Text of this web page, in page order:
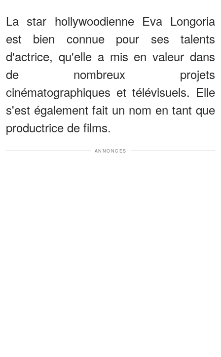
La star hollywoodienne Eva Longoria
est bien connue pour ses talents
d'actrice, qu'elle a mis en valeur dans
de nombreux projets
cinématographiques et télévisuels. Elle
s'est également fait un nom en tant que
productrice de films.
ANNONCES